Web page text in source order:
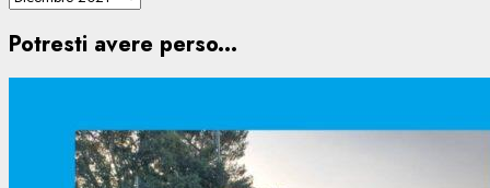
Potresti avere perso...